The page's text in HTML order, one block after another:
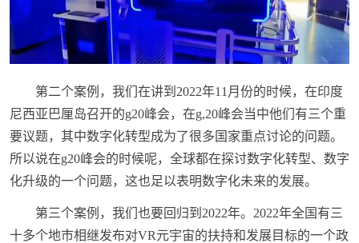
第二个案例，我们在讲到2022年11月份的时候，在印度
尼西亚巴厘岛召开的g20峰会，在g,20峰会当中他们有三个重
要议题，其中数字化转型成为了很多国家重点讨论的问题。
所以说在g20峰会的时候呢，全球都在探讨数字化转型、数字
化升级的一个问题，这也足以表明数字化未来的发展。
第三个案例，我们也要回归到2022年。2022年全国有三
十多个地市相继发布对VR元宇宙的扶持和发展目标的一个政